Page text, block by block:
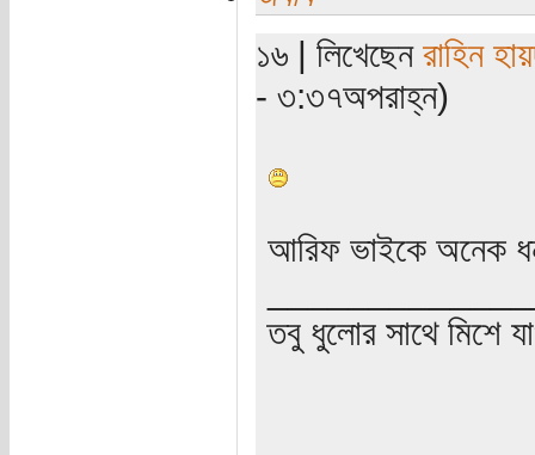
১৬ | লিখেছেন রাহিন
- ৩:৩৭অপরাহ্ন)
আরিফ ভাইকে অনেক
তবু ধুলোর সাথে মিশে